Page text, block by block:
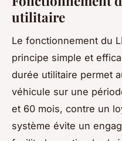
utilitaire
Le fonctionnement du
principe simple et
durée utilitaire permet
véhicule sur une
et 60 mois, contre un
système évite un